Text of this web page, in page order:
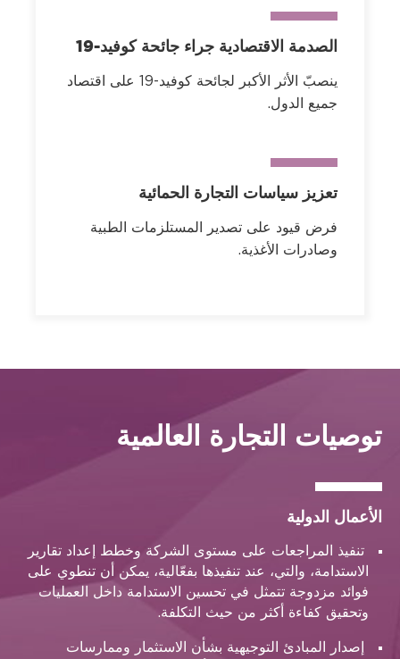
الصدمة الاقتصادية جراء جائحة كوفيد-19
ينصبّ الأثر الأكبر لجائحة كوفيد-19 على اقتصاد
جميع الدول.
تعزيز سياسات التجارة الحمائية
فرض قيود على تصدير المستلزمات الطبية
وصادرات الأغذية.
توصيات التجارة العالمية
الأعمال الدولية
تنفيذ المراجعات على مستوى الشركة وخطط إعداد تقارير
الاستدامة، والتي، عند تنفيذها بفعّالية، يمكن أن تنطوي على
فوائد مزدوجة تتمثل في تحسين الاستدامة داخل العمليات
وتحقيق كفاءة أكثر من حيث التكلفة.
إصدار المبادئ التوجيهية بشأن الاستثمار وممارسات